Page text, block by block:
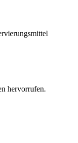
hervorrufen.